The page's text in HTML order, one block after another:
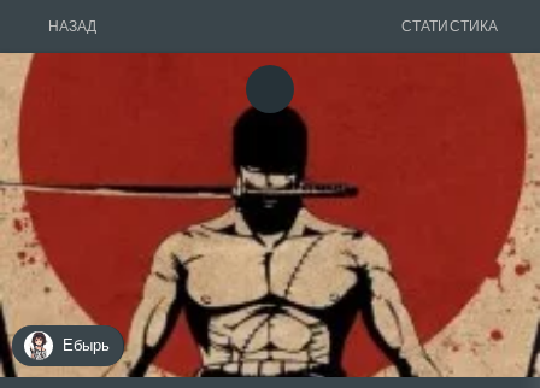
НАЗАД СТАТИСТИКА
Ебырь